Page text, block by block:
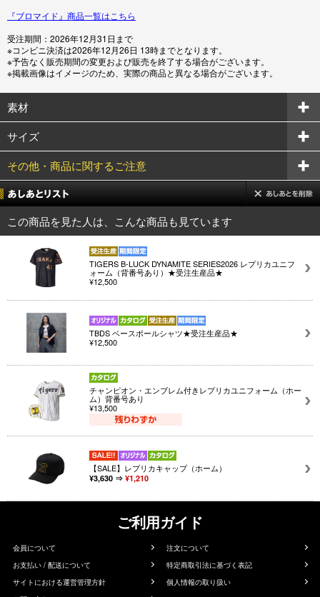
『ブロマイド』商品一覧はこちら
受注期間：2026年12月31日まで
※コンビニ決済は2026年12月26日 13時までとなります。
※予告なく販売期間の変更および販売を終了する場合がございます。
※掲載画像はイメージのため、実際の商品と異なる場合がございます。
素材
サイズ
その他・商品に関するご注意
この商品を見た人は、こんな商品も見ています
TIGERS B-LUCK DYNAMITE SERIES2026 レプリカユニフ
ォーム（背番号あり）★受注生産品★
¥12,500
TBDS ベースボールシャツ★受注生産品★
¥12,500
チャンピオン・エンブレム付きレプリカユニフォーム（ホー
ム）背番号あり
¥13,500
【SALE】レプリカキャップ（ホーム）
¥3,630 ⇒ ¥1,210
ご利用ガイド
会員について
注文について
お支払い / 配送について
特定商取引法に基づく表記
サイトにおける運営管理方針
個人情報の取り扱い